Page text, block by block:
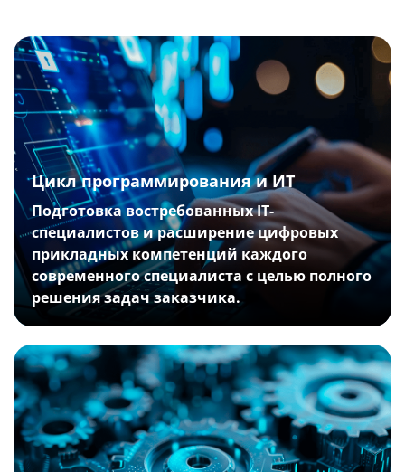
Цикл программирования и ИТ
Подготовка востребованных IT-
специалистов и расширение цифровых
прикладных компетенций каждого
современного специалиста с целью полного
решения задач заказчика.